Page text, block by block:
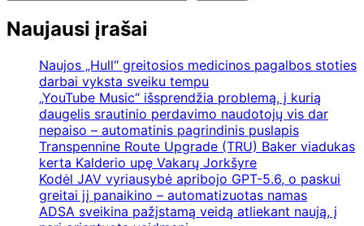
Naujausi įrašai
Naujos „Hull“ greitosios medicinos pagalbos stoties
darbai vyksta sveiku tempu
„YouTube Music“ išsprendžia problemą, į kurią
daugelis srautinio perdavimo naudotojų vis dar
nepaiso – automatinis pagrindinis puslapis
Transpennine Route Upgrade (TRU) Baker viadukas
kerta Kalderio upę Vakarų Jorkšyre
Kodėl JAV vyriausybė apribojo GPT-5.6, o paskui
greitai jį panaikino – automatizuotas namas
ADSA sveikina pažįstamą veidą atliekant naują, į